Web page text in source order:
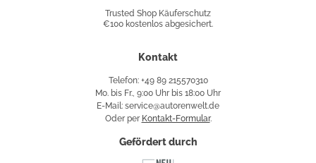
Käuferschutz
Trusted Shop Käuferschutz
€100 kostenlos abgesichert.
Kontakt
Telefon: +49 89 215570310
Mo. bis Fr., 9:00 Uhr bis 18:00 Uhr
E-Mail: service@autorenwelt.de
Oder per Kontakt-Formular.
Gefördert durch